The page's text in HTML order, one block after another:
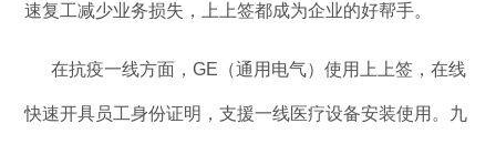
速复工减少业务损失，上上签都成为企业的好帮手。
在抗疫一线方面，GE（通用电气）使用上上签，在线
快速开具员工身份证明，支援一线医疗设备安装使用。九